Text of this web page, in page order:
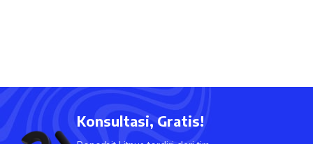
Konsultasi, Gratis!